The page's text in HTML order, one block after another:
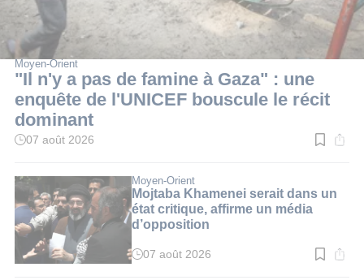
Moyen-Orient
"Il n'y a pas de famine à Gaza" : une
enquête de l'UNICEF bouscule le récit
dominant
Temps
:
min.
07 août 2026
Moyen-Orient
Mojtaba Khamenei serait dans un
état critique, affirme un média
d’opposition
Temps
07 août 2026